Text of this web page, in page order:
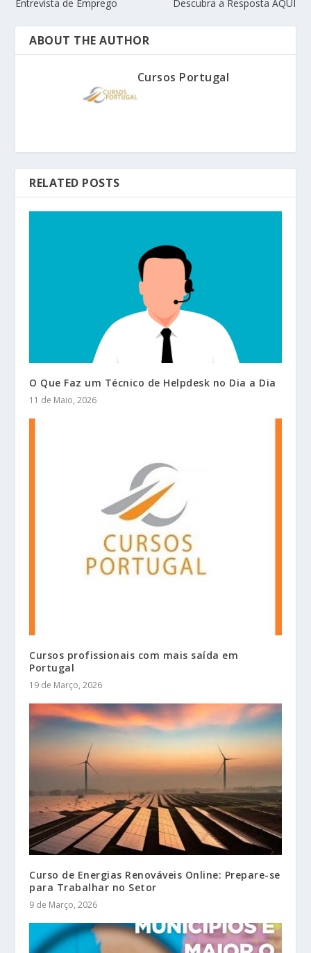
Entrevista de Emprego Descubra a Resposta AQUI
ABOUT THE AUTHOR
Cursos Portugal
RELATED POSTS
O Que Faz um Técnico de Helpdesk no Dia a Dia
11 de Maio, 2026
Cursos profissionais com mais saída em
Portugal
19 de Março, 2026
Curso de Energias Renováveis Online: Prepare-se
para Trabalhar no Setor
9 de Março, 2026